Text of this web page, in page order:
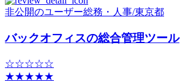
非公開のユーザー総務・人事/東京都
バックオフィスの総合管理ツール
☆☆☆☆☆
★★★★★